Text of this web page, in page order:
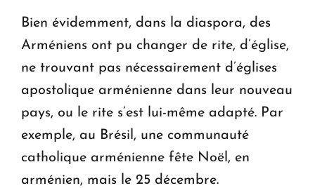
Bien évidemment, dans la diaspora, des
Arméniens ont pu changer de rite, d’église,
ne trouvant pas nécessairement d’églises
apostolique arménienne dans leur nouveau
pays, ou le rite s’est lui-même adapté. Par
exemple, au Brésil, une communauté
catholique arménienne fête Noël, en
arménien, mais le 25 décembre.